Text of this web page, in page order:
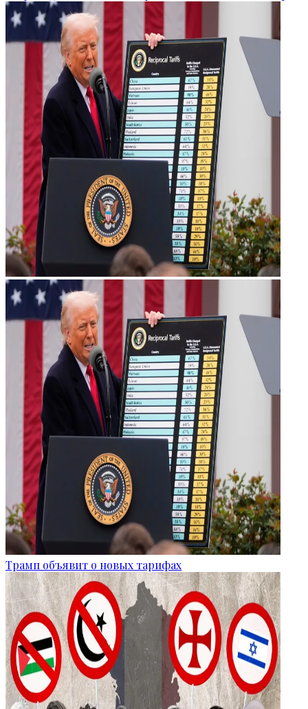
Трамп объявит о новых тарифах